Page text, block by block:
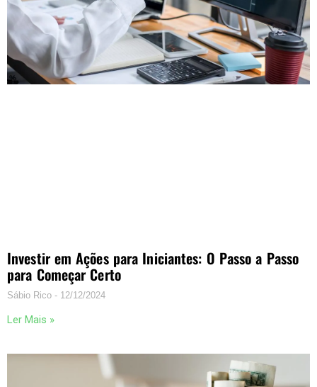
Investir em Ações para Iniciantes: O Passo a Passo
para Começar Certo
Sábio Rico 12/12/2024
Ler Mais »